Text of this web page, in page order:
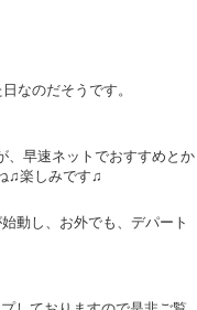
なのだそうです。
、早速ネットでおすすめとか
♫楽しみです♫
動し、お外でも、デパート